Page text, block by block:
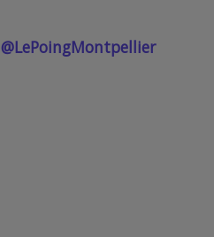
@LePoingMontpellier